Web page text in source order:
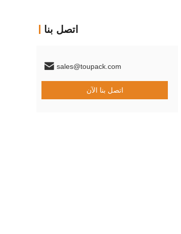
اتصل بنا
sales@toupack.com
اتصل بنا الآن